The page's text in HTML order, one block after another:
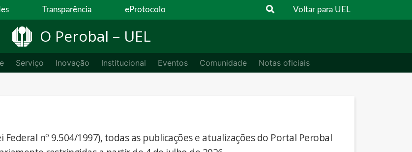
Transparência eProtocolo Voltar para UEL
O Perobal – UEL
Serviço Inovação Institucional Eventos Comunidade Notas oficiais
nº 9.504/1997), todas as publicações e atualizações do Portal Perobal